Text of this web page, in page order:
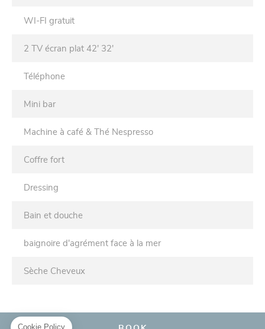
WI-FI gratuit
2 TV écran plat 42' 32'
Téléphone
Mini bar
Machine à café & Thé Nespresso
Coffre fort
Dressing
Bain et douche
baignoire d'agrément face à la mer
Sèche Cheveux